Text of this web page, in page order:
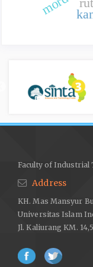
Faculty of Industrial
Address
KH. Mas Mansyur
Universitas Islam
Jl. Kaliurang KM.